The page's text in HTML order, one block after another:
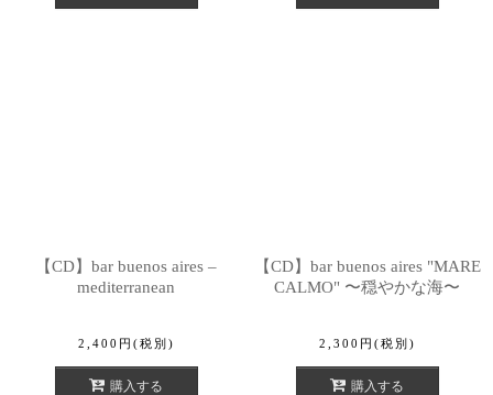
【CD】bar buenos aires –
mediterranean
2,400 円 (税別)
購入する
【CD】bar buenos aires "MARE
CALMO" 〜穏やかな海〜
2,300 円 (税別)
購入する